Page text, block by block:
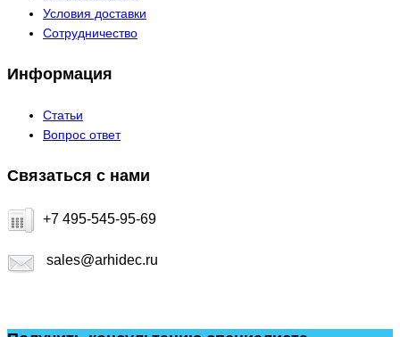
Условия доставки
Сотрудничество
Информация
Статьи
Вопрос ответ
Связаться с нами
+7 495-545-95-69
sales@arhidec.ru